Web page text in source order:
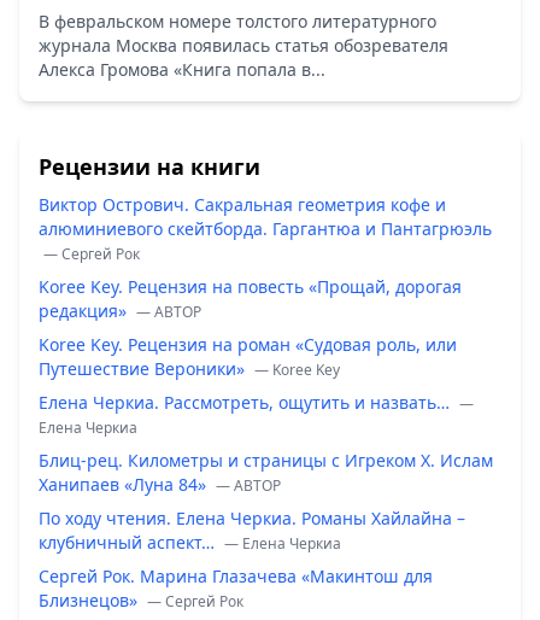
В февральском номере толстого литературного
журнала Москва появилась статья обозревателя
Алекса Громова «Книга попала в...
Рецензии на книги
Виктор Острович. Сакральная геометрия кофе и
алюминиевого скейтборда. Гаргантюа и Пантагрюэль
— Сергей Рок
Koree Key. Рецензия на повесть «Прощай, дорогая
редакция» — ABTOP
Koree Key. Рецензия на роман «Судовая роль, или
Путешествие Вероники» — Koree Key
Елена Черкиа. Рассмотреть, ощутить и назвать… —
Елена Черкиа
Блиц-рец. Километры и страницы с Игреком Х. Ислам
Ханипаев «Луна 84» — ABTOP
По ходу чтения. Елена Черкиа. Романы Хайлайна –
клубничный аспект… — Елена Черкиа
Сергей Рок. Марина Глазачева «Макинтош для
Близнецов» — Сергей Рок